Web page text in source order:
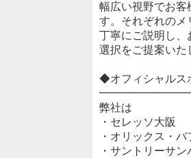
幅広い視野でお客
す。それぞれのメ
丁寧にご説明し、
選択をご提案いた
◆オフィシャルス
弊社は
・セレッソ大阪
・オリックス・
・サントリーサン